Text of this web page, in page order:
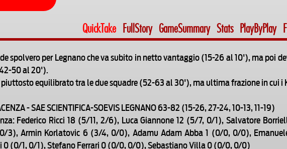
QuickTake FullStory GameSummary Stats PlayByPlay
spolvero per Legnano che va subito in netto vantaggio (15-26 al 10'), ma poi
50 al 20').
piuttosto equilibrato tra le due squadre (52-63 al 30'), ma ultima frazione in cui
- SAE SCIENTIFICA-SOEVIS LEGNANO 63-82 (15-26, 27-24, 10-13, 11-19)
Federico Ricci 18 (5/11, 2/6), Luca Giannone 12 (5/7, 0/1), Salvatore
3), Armin Korlatovic 6 (3/4, 0/0), Adamu Adam Abba 1 (0/0, 0/0),
0 (0/1, 0/1), Stefano Ferrari 0 (0/0, 0/0), Sebastiano Villa 0 (0/0, 0/0)